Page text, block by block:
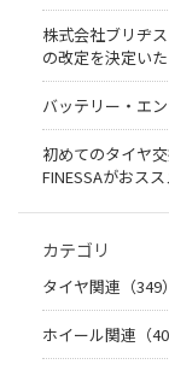
株式会社ブリヂ
の改定を決定いた
バッテリー・エ
初めてのタイヤ
FINESSAがおス
カテゴリ
タイヤ関連（349）
ホイール関連（40